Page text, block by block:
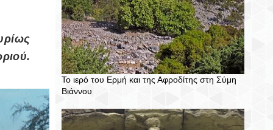
Το ιερό του Ερμή και της Αφροδίτης στη Σύμη
Βιάννου